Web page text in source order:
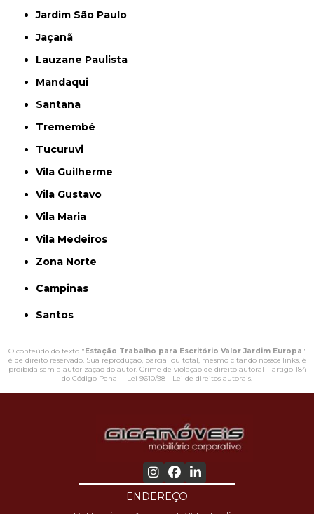
Jardim São Paulo
Jaçanã
Lauzane Paulista
Mandaqui
Santana
Tremembé
Tucuruvi
Vila Guilherme
Vila Gustavo
Vila Maria
Vila Medeiros
Zona Norte
Campinas
Santos
O conteúdo do texto "Estação Trabalho para Escritório Valor Jardim Europa"
é de direito reservado. Sua reprodução, parcial ou total, mesmo citando nossos links, é
proibida sem a autorização do autor. Crime de violação de direito autoral – artigo 184
do Código Penal – Lei 9610/98 - Lei de direitos autorais.
ENDEREÇO